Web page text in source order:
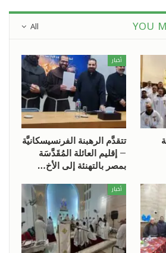
All YOU
أخبار
تتقدَّم الرهبنة الفرنسيسكانيَّة
– إقليم العائلة المُقَدَّسَة
بمصر بالتهنئة إلى الأخ…
أخبار